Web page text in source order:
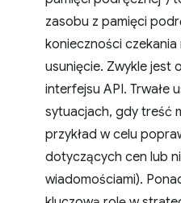
zasobu z pamięci
konieczności
usunięcie. Zwykle jest
interfejsu API. Trwałe
sytuacjach, gdy treść
przykład w celu
dotyczących cen lub
wiadomościami).